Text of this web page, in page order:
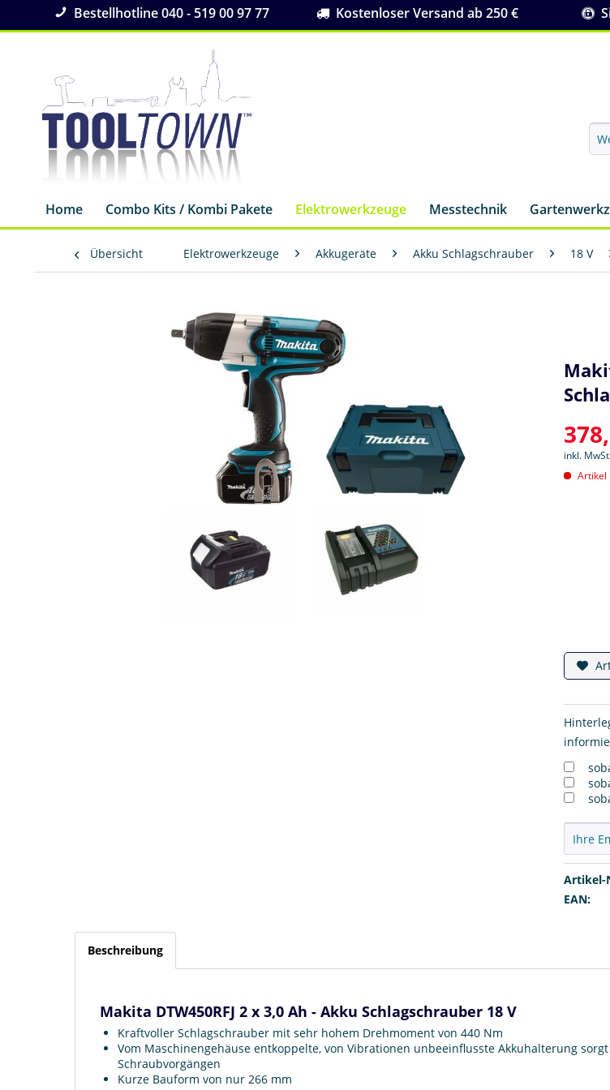
Bestellhotline 040 - 519 00 97 77 Kostenloser Versand ab 250 €
Home Combo Kits / Kombi Pakete Elektrowerkzeuge Messtechnik
Übersicht Elektrowerkzeuge Akkugeräte Akku Schlagschrauber 18 V
inkl.
Artikel
Artikel-
EAN:
Beschreibung
Makita DTW450RFJ 2 x 3,0 Ah - Akku Schlagschrauber 18 V
Kraftvoller Schlagschrauber mit sehr hohem Drehmoment von 440 Nm
Vom Maschinengehäuse entkoppelte, von Vibrationen unbeeinflusste Akkuhalterung
Schraubvorgängen
Kurze Bauform von nur 266 mm